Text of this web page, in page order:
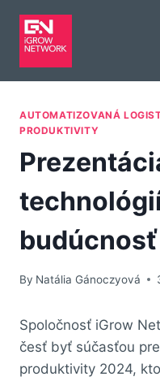
AUTOMATIZOVANÁ
PRODUKTIVITY
By Natália Gánoczyová
Spoločnosť iGrow
česť byť súčasťou
produktivity 2024,